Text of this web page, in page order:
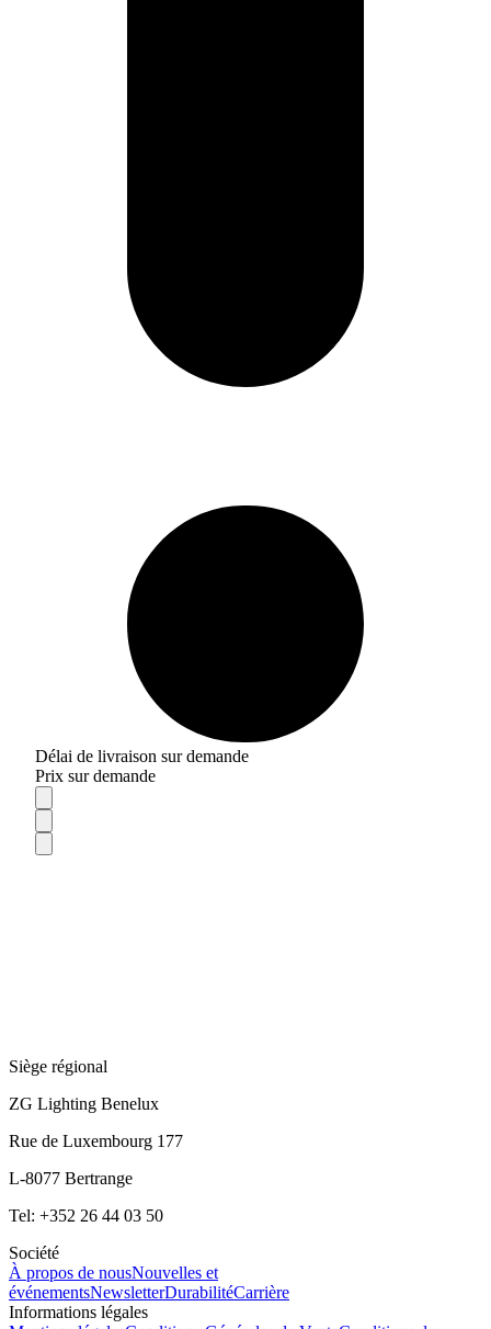
Délai de livraison sur demande
Prix sur demande
Siège régional
ZG Lighting Benelux
Rue de Luxembourg 177
L-8077 Bertrange
Tel: +352 26 44 03 50
Société
À propos de nousNouvelles et
événementsNewsletterDurabilitéCarrière
Informations légales